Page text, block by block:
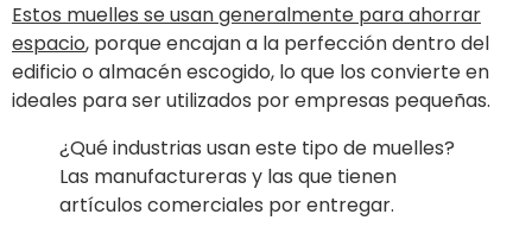
Estos muelles se usan generalmente para ahorrar
espacio, porque encajan a la perfección dentro del
edificio o almacén escogido, lo que los convierte en
ideales para ser utilizados por empresas pequeñas.
¿Qué industrias usan este tipo de muelles?
Las manufactureras y las que tienen
artículos comerciales por entregar.